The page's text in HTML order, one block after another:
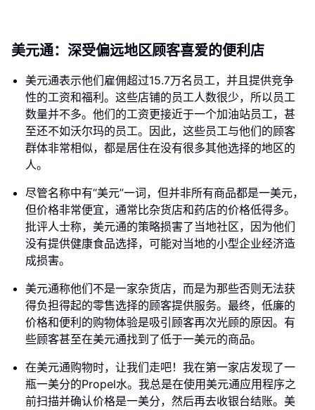
美元通：深受偏远地区顾客喜爱的便利店
美元通表示他们雇佣超过15.7万名员工，并且提供竞争
性的工资和福利。这些店铺的员工人数很少，所以员工
数量并不多。他们的工资更接近于一个加油站员工，甚
至还不如沃尔玛的员工。因此，这些员工与他们的顾客
群体非常相似，都是居住在没有很多其他选择的地区的
人。
尽管名称中有“美元”一词，但并非所有商品都是一美元，
但价格非常便宜，通常比杂货店和药店的价格低得多。
批评人士称，美元通的策略损害了当地社区，因为他们
没有提供健康食品选择，可能对当地的小型企业经济造
成损害。
美元通称他们不是一家杂货店，而是为那些否则无法获
得负担得起的零售选择的顾客提供服务。最终，低廉的
价格和便利的购物体验是吸引顾客再次光顾的原因。有
些顾客甚至在美元通找到了低于一美元的商品。
在美元通购物时，让我们走吧！我在第一家店发现了一
瓶一美分的Propel水。我总是在使用美元通应用程序之
前扫描并确认价格是一美分，然后再去收银台结账。美